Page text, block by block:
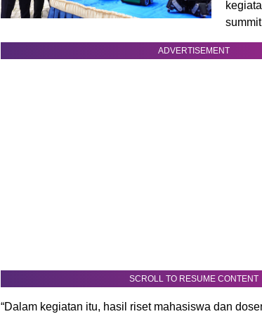
ADVERTISEMENT
SCROLL TO RESUME CONTENT
“Dalam kegiatan itu, hasil riset mahasiswa dan